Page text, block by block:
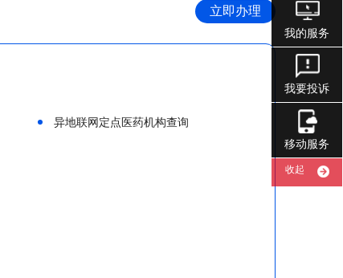
我的服务
我要投诉
移动服务
收起
立即办理
异地联网定点医药机构查询